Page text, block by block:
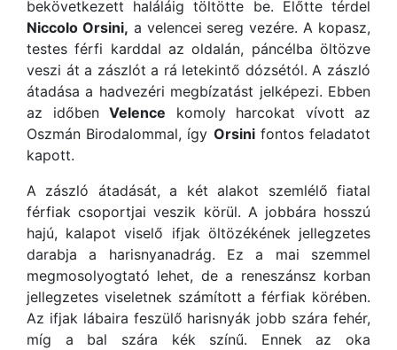
bekövetkezett haláláig töltötte be. Előtte térdel
Niccolo Orsini, a velencei sereg vezére. A kopasz,
testes férfi karddal az oldalán, páncélba öltözve
veszi át a zászlót a rá letekintő dózsétól. A zászló
átadása a hadvezéri megbízatást jelképezi. Ebben
az időben Velence komoly harcokat vívott az
Oszmán Birodalommal, így Orsinifontos feladatot
kapott.
A zászló átadását, a két alakot szemlélő fiatal
férfiak csoportjai veszik körül. A jobbára hosszú
hajú, kalapot viselő ifjak öltözékének jellegzetes
darabja a harisnyanadrág. Ez a mai szemmel
megmosolyogtató lehet, de a reneszánsz korban
jellegzetes viseletnek számított a férfiak körében.
Az ifjak lábaira feszülő harisnyák jobb szára fehér,
míg a bal szára kék színű. Ennek az oka